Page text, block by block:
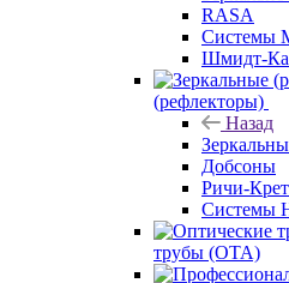
RASA
Системы
Шмидт-
(рефлекторы)
Назад
Добсоны
Ричи-
Системы
трубы (OTA)